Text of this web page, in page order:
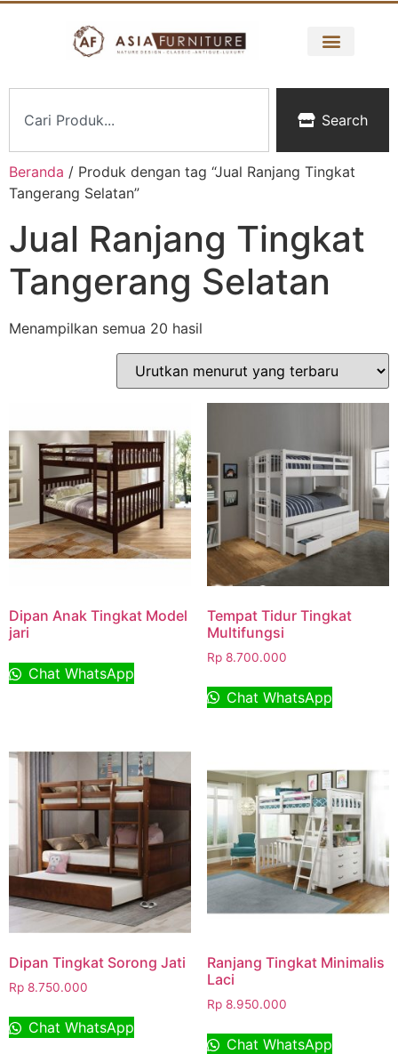
Search
Beranda / Produk dengan tag “Jual Ranjang Tingkat
Tangerang Selatan”
Jual Ranjang Tingkat
Tangerang Selatan
Menampilkan semua 20 hasil
Dipan Anak Tingkat Model
jari
Chat WhatsApp
Tempat Tidur Tingkat
Multifungsi
Rp8.700.000
Chat WhatsApp
Dipan Tingkat Sorong Jati
Rp 8.750.000
Chat WhatsApp
Ranjang Tingkat Minimalis
Laci
Rp8.950.000
Chat WhatsApp